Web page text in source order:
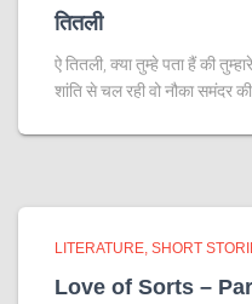
तितली
ऐ तितली, क्या तुम्हे पता हैं की
शांति से चल रही वो नौका समंदर
LITERATURE SHORT
Love of Sorts –